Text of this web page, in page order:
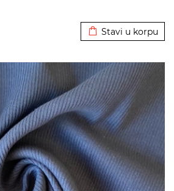
Stavi u korpu